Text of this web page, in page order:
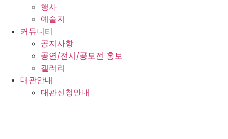
행사
예술지
커뮤니티
공지사항
공연/전시/공모전 홍보
갤러리
대관안내
대관신청안내